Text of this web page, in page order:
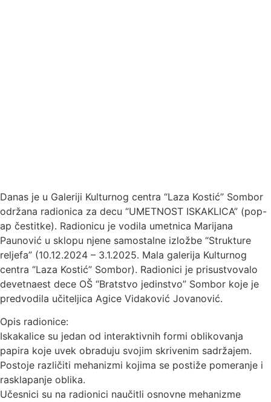
Danas je u Galeriji Kulturnog centra “Laza Kostić” Sombor
održana radionica za decu “UMETNOST ISKAKLICA” (pop-
ap čestitke). Radionicu je vodila umetnica Marijana
Paunović u sklopu njene samostalne izložbe “Strukture
reljefa” (10.12.2024 – 3.1.2025. Mala galerija Kulturnog
centra “Laza Kostić” Sombor). Radionici je prisustvovalo
devetnaest dece OŠ “Bratstvo jedinstvo” Sombor koje je
predvodila učiteljica Agice Vidaković Jovanović.
Opis radionice:
Iskakalice su jedan od interaktivnih formi oblikovanja
papira koje uvek obraduju svojim skrivenim sadržajem.
Postoje različiti mehanizmi kojima se postiže pomeranje i
rasklapanje oblika.
Učesnici su na radionici naučitli osnovne mehanizme